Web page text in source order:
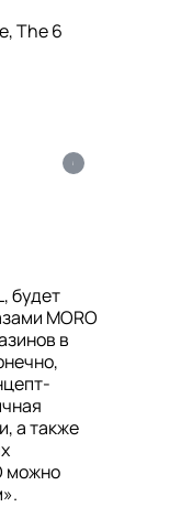
The 6
i
будет
MORO
в
а также
можно